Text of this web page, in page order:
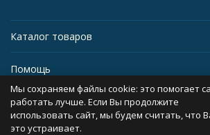
Каталог товаров
Помощь
Информация
Мы сохраняем файлы cookie: это помогает
работать лучше. Если Вы продолжите
использовать сайт, мы будем считать, что
это устраивает.